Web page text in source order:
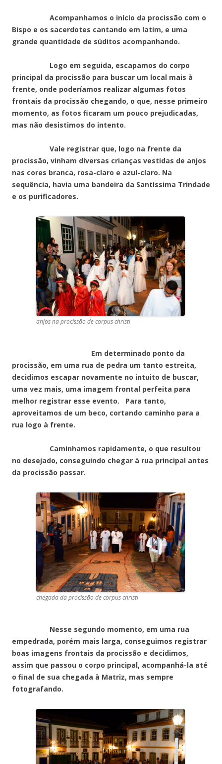
Acompanhamos o início da procissão com o
Bispo e os sacerdotes cantando em latim, e uma
grande quantidade de súditos acompanhando.
Logo em seguida, escapamos do corpo
principal da procissão para buscar um local mais à
frente, onde poderíamos realizar algumas fotos
frontais da procissão chegando, o que, nesse primeiro
momento, as fotos ficaram um pouco prejudicadas,
mas não desistimos do intento.
Vale registrar que, logo na frente da
procissão, vinham diversas crianças vestidas de anjos
nas cores branca, rosa-claro e azul-claro. Na
sequência, havia uma bandeira da Santíssima Trindade
e os purificadores.
anjos na procissão de corpus christi
Em determinado ponto da
procissão, em uma rua de pedra um tanto estreita,
decidimos escapar novamente no intuito de buscar,
uma vez mais, uma imagem frontal perfeita para
melhor registrar esse evento. Para tanto,
aproveitamos de um beco, cortando caminho para a
rua logo à frente.
Caminhamos rapidamente, o que resultou
no desejado, conseguindo chegar à rua principal antes
da procissão passar.
chegada da procissão de corpus christi
Nesse segundo momento, em uma rua
empedrada, porém mais larga, conseguimos registrar
boas imagens frontais da procissão e decidimos,
assim que passou o corpo principal, acompanhá-la até
o final de sua chegada à Matriz, mas sempre
fotografando.